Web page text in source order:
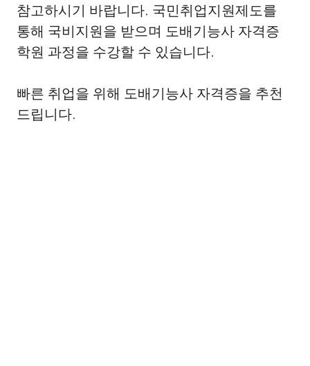
참고하시기 바랍니다. 국민취업지원제도를
통해 국비지원을 받으며 도배기능사 자격증
학원 과정을 수강할 수 있습니다.
빠른 취업을 위해 도배기능사 자격증을 추천
드립니다.